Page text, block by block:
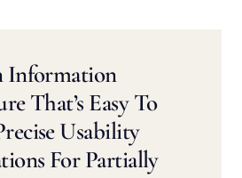
Information
That’s Easy To
Usability
For Partially